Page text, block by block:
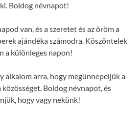
Boldog névnapot!
van, és a szeretet és az öröm a
ajándéka számodra. Köszöntelek
a különleges napon!
alkalom arra, hogy megünnepeljük a
közösséget. Boldog névnapot, és
hogy vagy nekünk!